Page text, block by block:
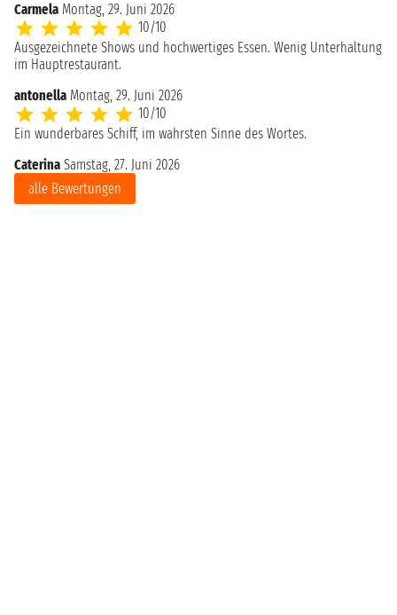
Carmela Montag, 29. Juni 2026
10/10
Ausgezeichnete Shows und hochwertiges Essen. Wenig Unterhaltung
im Hauptrestaurant.
antonella Montag, 29. Juni 2026
10/10
Ein wunderbares Schiff, im wahrsten Sinne des Wortes.
Caterina Samstag, 27. Juni 2026
alle Bewertungen